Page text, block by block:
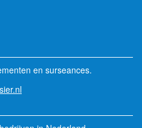
en surseances.